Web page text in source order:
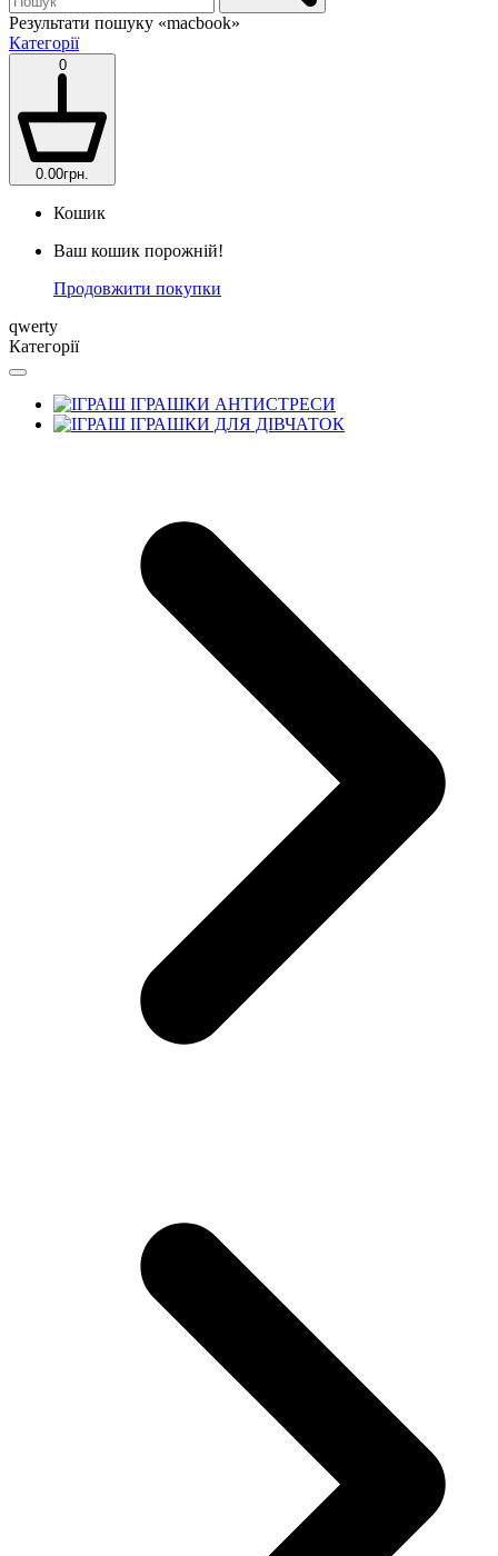
Результати пошуку «macbook»
Категорії
0
0.00грн.
Кошик
Ваш кошик порожній!
Продовжити покупки
qwerty
Категорії
ІГРАШКИ АНТИСТРЕСИ
ІГРАШКИ ДЛЯ ДІВЧАТОК